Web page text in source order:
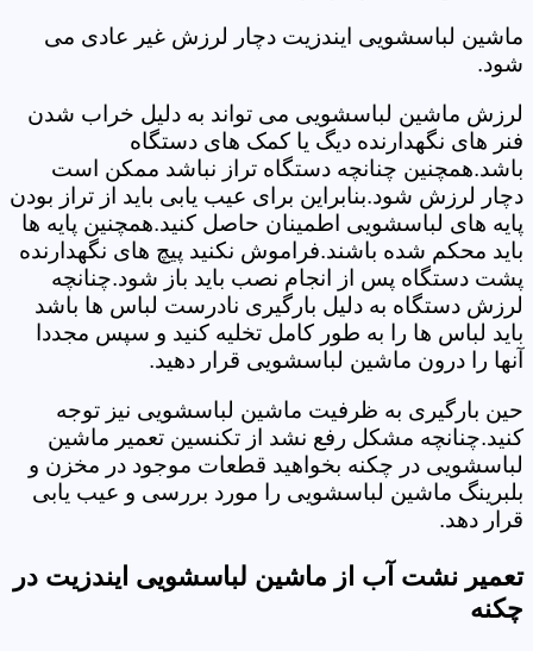
ماشین لباسشویی ایندزیت دچار لرزش غیر عادی می
شود.
لرزش ماشین لباسشویی می تواند به دلیل خراب شدن
فنر های نگهدارنده دیگ یا کمک های دستگاه
باشد.همچنین چنانچه دستگاه تراز نباشد ممکن است
دچار لرزش شود.بنابراین برای عیب یابی باید از تراز بودن
پایه های لباسشویی اطمینان حاصل کنید.همچنین پایه ها
باید محکم شده باشند.فراموش نکنید پیچ های نگهدارنده
پشت دستگاه پس از انجام نصب باید باز شود.چنانچه
لرزش دستگاه به دلیل بارگیری نادرست لباس ها باشد
باید لباس ها را به طور کامل تخلیه کنید و سپس مجددا
آنها را درون ماشین لباسشویی قرار دهید.
حین بارگیری به ظرفیت ماشین لباسشویی نیز توجه
کنید.چنانچه مشکل رفع نشد از تکنسین تعمیر ماشین
لباسشویی در چکنه بخواهید قطعات موجود در مخزن و
بلبرینگ ماشین لباسشویی را مورد بررسی و عیب یابی
قرار دهد.
تعمیر نشت آب از ماشین لباسشویی ایندزیت در
چکنه